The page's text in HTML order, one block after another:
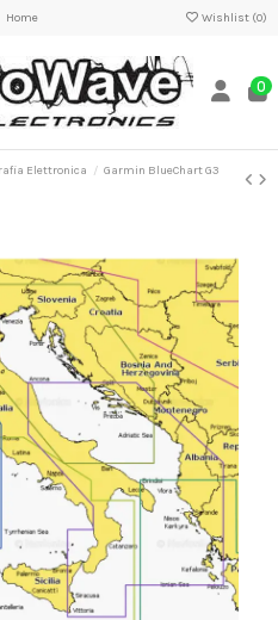
Home Wishlist (0)
0
Elettronica
Garmin BlueChart G3